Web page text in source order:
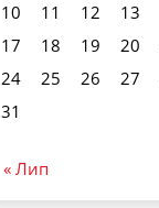
10
11 12 13
17
18 19 20
24
25 26 27
31
« Лип